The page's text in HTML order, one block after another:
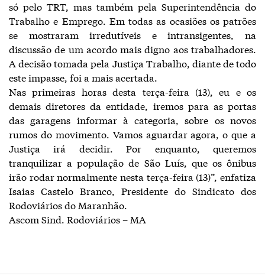
só pelo TRT, mas também pela Superintendência do
Trabalho e Emprego. Em todas as ocasiões os patrões
se mostraram irredutíveis e intransigentes, na
discussão de um acordo mais digno aos trabalhadores.
A decisão tomada pela Justiça Trabalho, diante de todo
este impasse, foi a mais acertada.
Nas primeiras horas desta terça-feira (13), eu e os
demais diretores da entidade, iremos para as portas
das garagens informar à categoria, sobre os novos
rumos do movimento. Vamos aguardar agora, o que a
Justiça irá decidir. Por enquanto, queremos
tranquilizar a população de São Luís, que os ônibus
irão rodar normalmente nesta terça-feira (13)”, enfatiza
Isaias Castelo Branco, Presidente do Sindicato dos
Rodoviários do Maranhão.
Ascom Sind. Rodoviários – MA